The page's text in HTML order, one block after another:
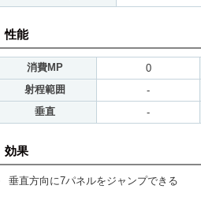
性能
消費MP 0
射程範囲
-
垂直
-
効果
垂直方向に7パネルをジャンプできる